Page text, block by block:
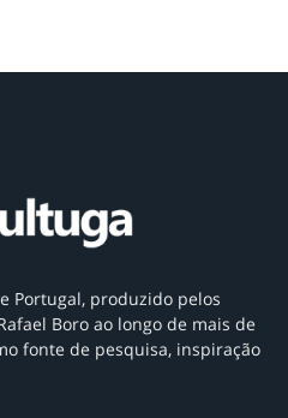
Portugal, produzido pelos
Boro ao longo de mais de
fonte de pesquisa, inspiração